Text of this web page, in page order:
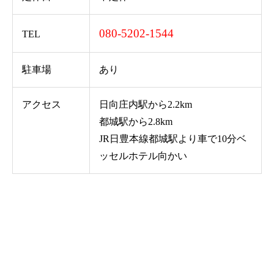
TEL 080-5202-1544
駐車場 あり
アクセス
日向庄内駅から2.2km
都城駅から2.8km
JR日豊本線都城駅より車で10分ベ
ッセルホテル向かい